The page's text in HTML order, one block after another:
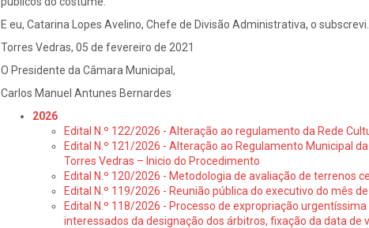
E eu, Catarina Lopes Avelino, Chefe de Divisão Administrativa, o subscrevi.
Torres Vedras, 05 de fevereiro de 2021
O Presidente da Câmara Municipal,
Carlos Manuel Antunes Bernardes
2026
Edital N.º 122/2026 - Alteração ao regulamento da Rede
Edital N.º 121/2026 - Alteração ao Regulamento Municipal
Torres Vedras – Inicio do Procedimento
Edital N.º 120/2026 - Metodologia de avaliação de terrenos
Edital N.º 119/2026 - Reunião pública do executivo do mês
Edital N.º 118/2026 - Processo de expropriação
interessados da designação dos árbitros, fixação da data